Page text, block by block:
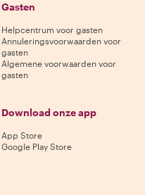
Gasten
Helpcentrum voor gasten
Annuleringsvoorwaarden voor
gasten
Algemene voorwaarden voor
gasten
Download onze app
App Store
Google Play Store